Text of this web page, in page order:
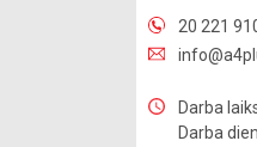
20 221
Darba
Darba